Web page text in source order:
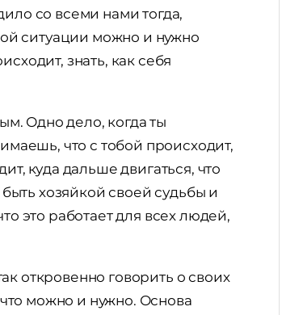
со всеми нами тогда,
ситуации можно и нужно
знать, как себя
Одно дело, когда ты
что с тобой происходит,
куда дальше двигаться, что
хозяйкой своей судьбы и
это работает для всех людей,
откровенно говорить о своих
можно и нужно. Основа